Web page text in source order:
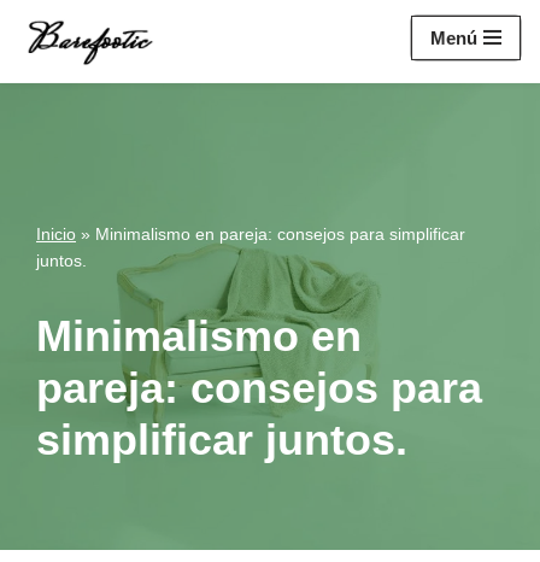
Menú
Inicio » Minimalismo en pareja: consejos para simplificar
juntos.
Minimalismo en
pareja: consejos para
simplificar juntos.